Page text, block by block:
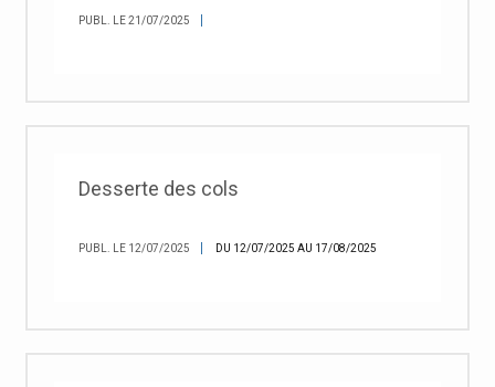
PUBL. LE 21/07/2025
Desserte des cols
PUBL. LE 12/07/2025 DU 12/07/2025 AU 17/08/2025